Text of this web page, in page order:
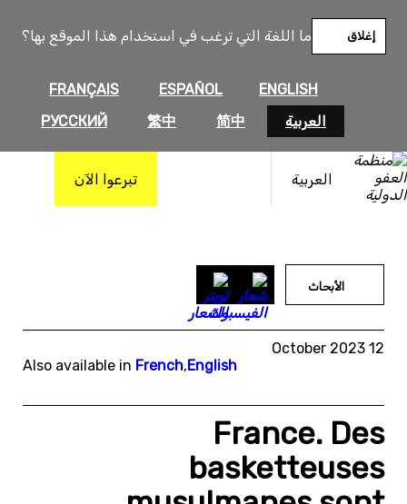
ما اللغة التي ترغب في استخدام هذا الموقع بها؟
ENGLISH
ESPAÑOL
FRANÇAIS
العربية
简中
繁中
РУССКИЙ
إغلاق
العربية تبرعوا الآن
المحتوى
الأبحاث
12 October 2023
Also available in French,English
France. Des
basketteuses